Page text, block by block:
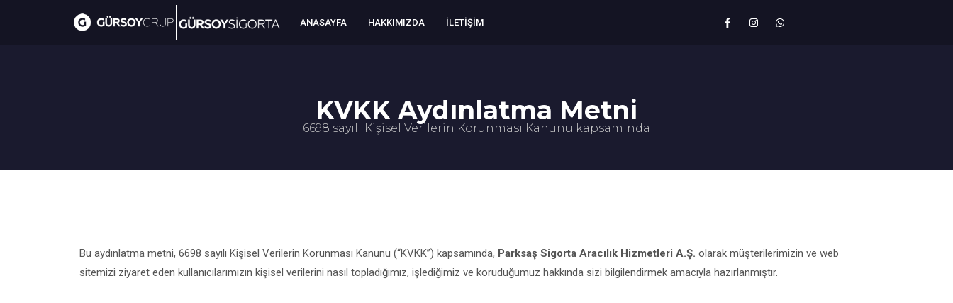
ANASAYFA HAKKIMIZDA İLETIŞIM
KVKK Aydınlatma Metni
6698 sayılı Kişisel Verilerin Korunması Kanunu kapsamında
Bu aydınlatma metni, 6698 sayılı Kişisel Verilerin Korunması Kanunu (“KVKK”) kapsamında, Parksaş Sigorta Aracılık Hizmetleri A.Ş. olarak müşterilerimizin ve web
sitemizi ziyaret eden kullanıcılarımızın kişisel verilerini nasıl topladığımız, işlediğimiz ve koruduğumuz hakkında sizi bilgilendirmek amacıyla hazırlanmıştır.